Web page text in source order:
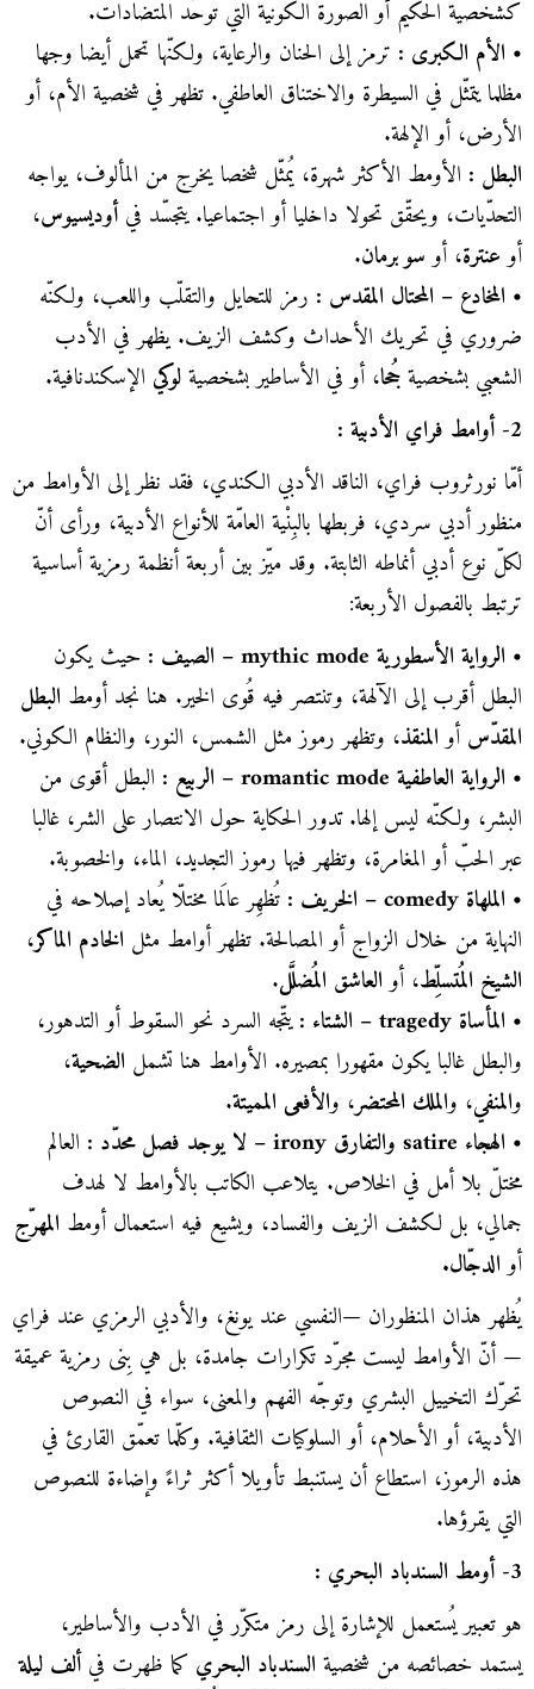
كشخصية الحكيم أو الصورة الكونية التي توحّد المتضادات.
• الأم الكبرى : ترمز إلى الحنان والرعاية، ولكنّها تحمل أيضا وجها
مظلما يتمثّل في السيطرة والاختناق العاطفي. تظهر في شخصية الأم، أو
الأرض، أو الإلهة.
البطل : الأومط الأكثر شهرة، يُمثّل شخصا يخرج من المألوف، يواجه
التحدّيات، ويحقّق تحولا داخليا أو اجتماعيا. يتجسّد فيأوديسيوس،
أوعنترة، أوسوبرمان.
• المخادع – المحتال المقدس : رمز للتحايل والتقلّب واللعب، ولكنّه
ضروري في تحريك الأحداث وكشف الزيف. يظهر في الأدب
الشعبي بشخصيةجُحا، أو في الأساطير بشخصيةلوكي الإسكندنافية.
2- أوامط فراي الأدبية :
أمّا نورثروب فراي، الناقد الأدبي الكندي، فقد نظر إلى الأوامط من
منظور أدبي سردي، فربطها بالبِنْية العامّة للأنواع الأدبية، ورأى أنّ
لكلّ نوع أدبي أنماطه الثابتة. وقد ميّز بين أربعة أنظمة رمزية أساسية
ترتبط بالفصول الأربعة:
• الرواية الأسطورية mythic mode – الصيف :
حيث يكون
البطل أقرب إلى الآلهة، وتنتصر فيه قُوى الخير. هنا نجد أومط البطل
المقدّسأوالمنقذ، وتظهر رموز مثل الشمس، النور، والنظام الكوني.
• الرواية العاطفية romantic mode – الربيع :
البطل أقوى من
البشر، ولكنّه ليس إلها. تدور الحكاية حول الانتصار على الشر، غالبا
عبر الحبّ أو المغامرة، وتظهر فيها رموز التجديد، الماء، والخصوبة.
• الملهاة comedy – الخريف :
تُظهِر عالَما مختلّا يُعاد إصلاحه في
النهاية من خلال الزواج أو المصالحة. تظهر أوامط مثل الخادم الماكر،
الشيخ المُتسلِّط، أوالعاشق المُضلَّل.
• المأساة tragedy – الشتاء :
يتّجه السرد نحو السقوط أو التدهور،
والبطل غالبا يكون مقهورا بمصيره. الأوامط هنا تشمل الضحية،
والمنفي، والملك المحتضر، والأفعى المميتة.
• الهجاء satire والتفارق irony – لا يوجد فصل محدّد :
العالم
مختلّ بلا أمل في الخلاص. يتلاعب الكاتب بالأوامط لا لهدف
جمالي، بل لكشف الزيف والفساد، ويشيع فيه استعمال أومط المهرّج
أوالدجّال.
يُظهر هذان المنظوران —النفسي عند يونغ، والأدبي الرمزي عند فراي
— أنّ الأوامط ليست مجرّد تكرارات جامدة، بل هي بِنى رمزية عميقة
تحرّك التخييل البشري وتوجّه الفهم والمعنى، سواء في النصوص
الأدبية، أو الأحلام، أو السلوكيات الثقافية. وكلّما تعمّق القارئ في
هذه الرموز، استطاع أن يستنبط تأويلا أكثر ثراءً وإضاءة للنصوص
التي يقرؤها.
3- أومط السندباد البحري :
هو تعبير يُستعمل للإشارة إلى رمز متكرّر في الأدب والأساطير،
يستمد خصائصه من شخصيةالسندباد البحريكما ظهرت فيألف ليلة